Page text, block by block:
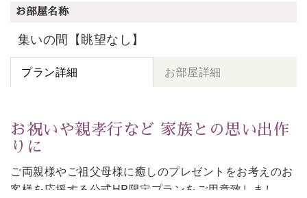
お部屋名称
集いの間【眺望なし】
プラン詳細 お部屋詳細
お祝いや親孝行など 家族との思い出作
りに
ご両親様やご祖父母様に癒しのプレゼントをお考えのお
客様を応援する公式HP限定プランをご用意致しまし